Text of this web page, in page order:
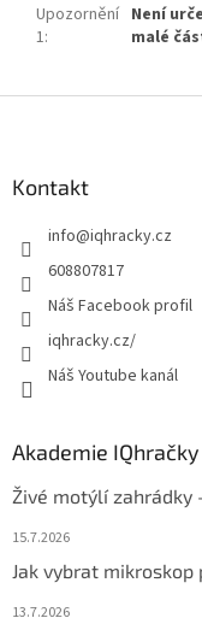
Upozornění
1:
Není
malé
Kontakt
info@iqhracky.cz
608807817
Náš Facebook profil
iqhracky.cz/
Náš Youtube kanál
Akademie IQhračky
Živé motýlí zahrádky
15.7.2026
Jak vybrat mikroskop
13.7.2026